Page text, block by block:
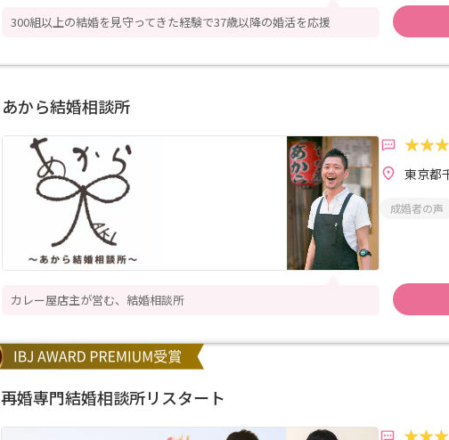
300組以上の結婚を見守ってきた経験で37歳以降の婚活を応援
あから結婚相談所
カレー屋店主が営む、結婚相談所
東京都
成婚者の声
再婚専門結婚相談所リスタート